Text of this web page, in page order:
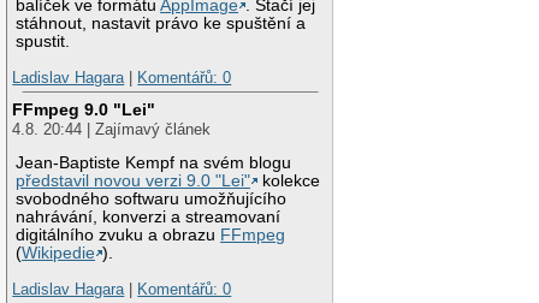
balíček ve formátuAppImage . Stačí jej
stáhnout, nastavit právo ke spuštění a
spustit.
Ladislav Hagara| Komentářů: 0
FFmpeg 9.0 "Lei"
4.8. 20:44 | Zajímavý článek
Jean-Baptiste Kempf na svém blogu
představil novou verzi 9.0 "Lei"
kolekce
svobodného softwaru umožňujícího
nahrávání, konverzi a streamovaní
digitálního zvuku a obrazu FFmpeg
(Wikipedie ).
Ladislav Hagara| Komentářů: 0